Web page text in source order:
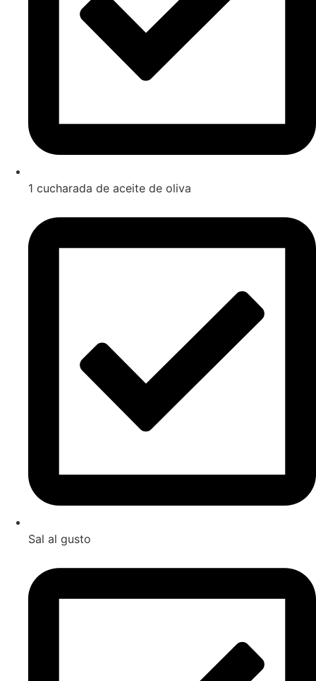
1 cucharada de aceite de oliva
Sal al gusto